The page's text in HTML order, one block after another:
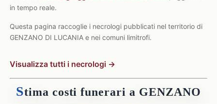
in tempo reale.
Questa pagina raccoglie i necrologi pubblicati nel territorio di
GENZANO DI LUCANIA e nei comuni limitrofi.
Visualizza tutti i necrologi →
Stima costi funerari a GENZANO